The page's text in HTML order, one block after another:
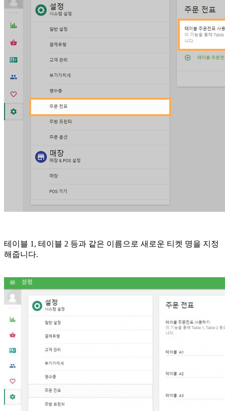
테이블 1, 테이블 2 등과 같은 이름으로 새로운 티켓 명을 지정
해줍니다.